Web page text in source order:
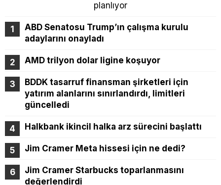
planlıyor
ABD Senatosu Trump’ın çalışma kurulu
adaylarını onayladı
AMD trilyon dolar ligine koşuyor
BDDK tasarruf finansman şirketleri için
yatırım alanlarını sınırlandırdı, limitleri
güncelledi
Halkbank ikincil halka arz sürecini başlattı
Jim Cramer Meta hissesi için ne dedi?
Jim Cramer Starbucks toparlanmasını
değerlendirdi